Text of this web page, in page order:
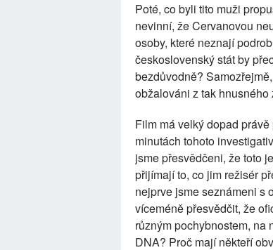
Poté, co byli tito muži
nevinní, že Cervanovou
osoby, které neznají
československý stát by
bezdůvodně?
obžalováni z tak hnusného
Film má velký dopad
minutách tohoto
jsme přesvědčeni, že toto
přijímají to, co jim režisér
nejprve jsme seznámeni s
víceméně přesvědčit, že
různým pochybnostem,
DNA? Proč mají někteří